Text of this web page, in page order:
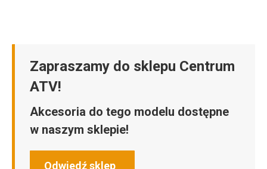
Zapraszamy do sklepu Centrum
ATV!
Akcesoria do tego modelu dostępne
w naszym sklepie!
Odwiedź sklep